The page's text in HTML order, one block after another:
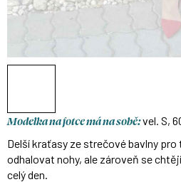
Modelka na fotce má na sobě:vel. S,
Delší kraťasy ze strečové bavlny
odhalovat nohy, ale zároveň se
celý den.